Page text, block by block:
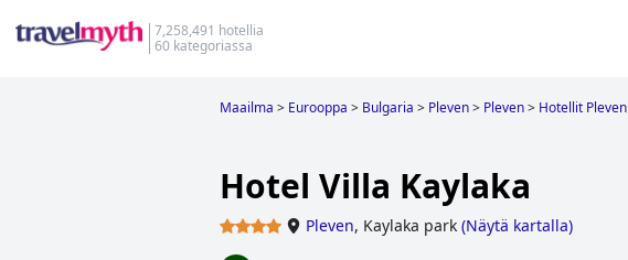
7,258,491 hotellia
60 kategoriassa
Maailma > Eurooppa > Bulgaria > Pleven> Pleven> Hotellit Pleven
Hotel Villa Kaylaka
Pleven, Kaylaka park (Näytä kartalla)